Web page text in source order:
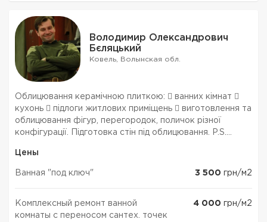
Володимир Олександрович
Бєляцький
Ковель, Волынская обл.
Облицювання керамічною плиткою:  ванних кімнат 
кухонь  підлоги житлових приміщень  виготовлення та
облицювання фігур, перегородок, поличок різної
конфігурації. Підготовка стін під облицювання. P.S.
17 років.
Цены
Ванная "под ключ" 3 500 грн/м2
Комплексный ремонт ванной
комнаты с переносом сантех. точек
4 000 грн/м2